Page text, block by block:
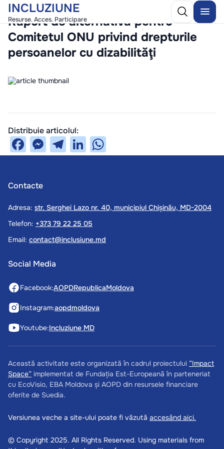
INCLUZIUNE
Resurse. Acces. Participare
/ 10 December 2025
Raport de alternativă pentru
Comitetul ONU privind drepturile
persoanelor cu dizabilităţi
Distribuie articolul:
Facebook
Messenger
Telegram
LinkedIn
Contacte
Adresa: str. Serghei Lazo nr. 40, municipiul Chișinău, MD-2004
Telefon: +373 79 22 25 05
Email: contact@inclusiune.md
Social Media
Facebook:AOPDRepublicaMoldova
Instagram:aopdmoldova
Youtube:Incluziune MD
Această activitate este organizată în cadrul proiectului ”Impact
Space” implementat de Fundația Est-Europeană în parteneriat
cu EcoVisio, EBA Moldova și AOPD din resursele financiare
oferite de Suedia.
Versiunea veche a site-ului poate fi văzută accesând aici.
© Copyright 2025. All Rights Reserved. Using materials from